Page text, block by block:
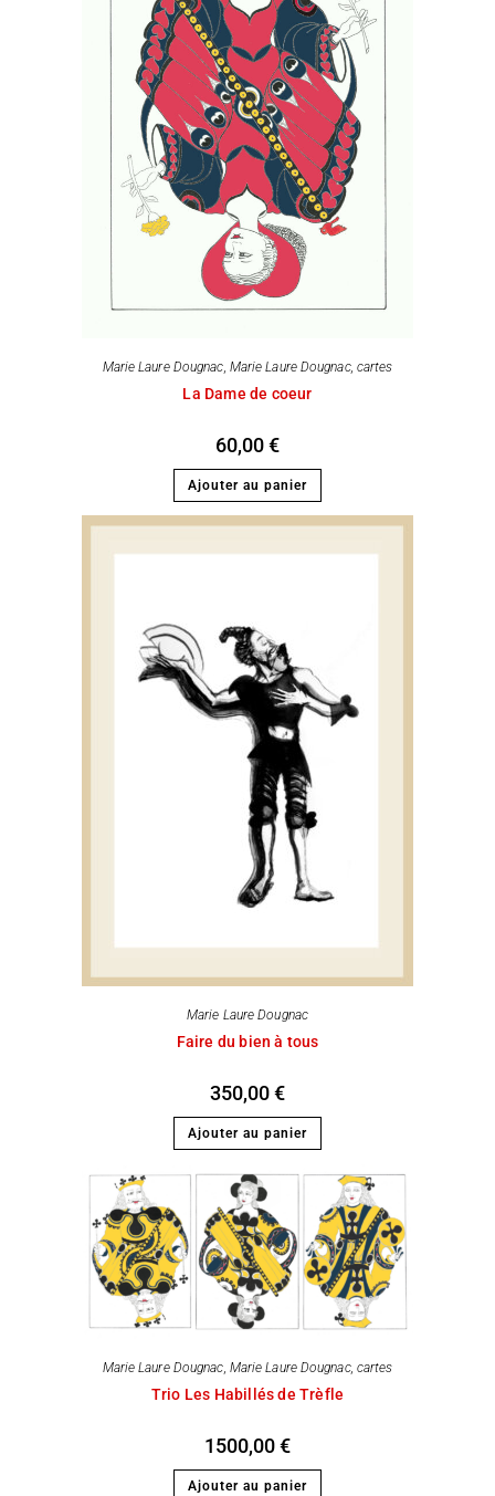
Marie Laure Dougnac, Marie Laure Dougnac, cartes
La Dame de coeur
60,00€
Ajouter au panier
Marie Laure Dougnac
Faire du bien à tous
350,00€
Ajouter au panier
Marie Laure Dougnac, Marie Laure Dougnac, cartes
Trio Les Habillés de Trèfle
1500,00€
Ajouter au panier